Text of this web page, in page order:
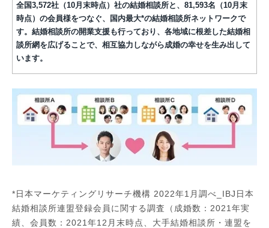
全国3,572社（10月末時点）社の結婚相談所と、81,593名（10月末
時点）の会員様をつなぐ、国内最大*の結婚相談所ネットワークで
す。結婚相談所の開業支援も行っており、各地域に根差した結婚相
談所網を広げることで、相互協力しながら成婚の幸せを生み出して
います。
*日本マーケティングリサーチ機構 2022年1月調べ_IBJ日本
結婚相談所連盟登録会員に関する調査（成婚数：2021年実
績、会員数：2021年12月末時点、大手結婚相談所・連盟を